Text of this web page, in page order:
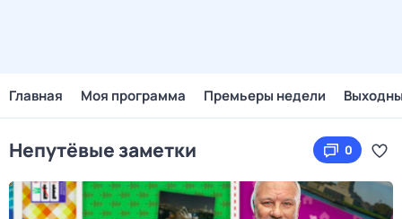
Главная Моя программа Премьеры недели
Непутёвые заметки 0